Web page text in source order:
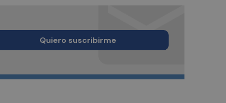
Quiero suscribirme